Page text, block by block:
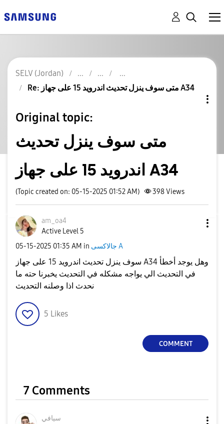
SELV (Jordan)
Re: متى سوف ينزل تحديث اندرويد 15 على جهاز A34
Original topic:
متى سوف ينزل تحديث
اندرويد 15 على جهاز A34
(Topic created on: 05-15-2025 01:52 AM) 398Views
am_oa4
Active Level 5
‎05-15-2025 01:35 AM in جالاكسى A
سوف ينزل تحديث اندرويد 15 على جهاز A34 وهل يوجد أخطأ
في التحديث الي يواجه مشكله في التحديث يخبرنا حته ما
نحدث اذا وصلنه التحديث
5 Likes
COMMENT
7 Comments
سيافي